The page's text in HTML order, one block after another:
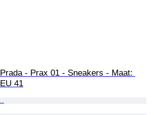
Prada - Prax 01 - Sneakers - Maat:
EU 41